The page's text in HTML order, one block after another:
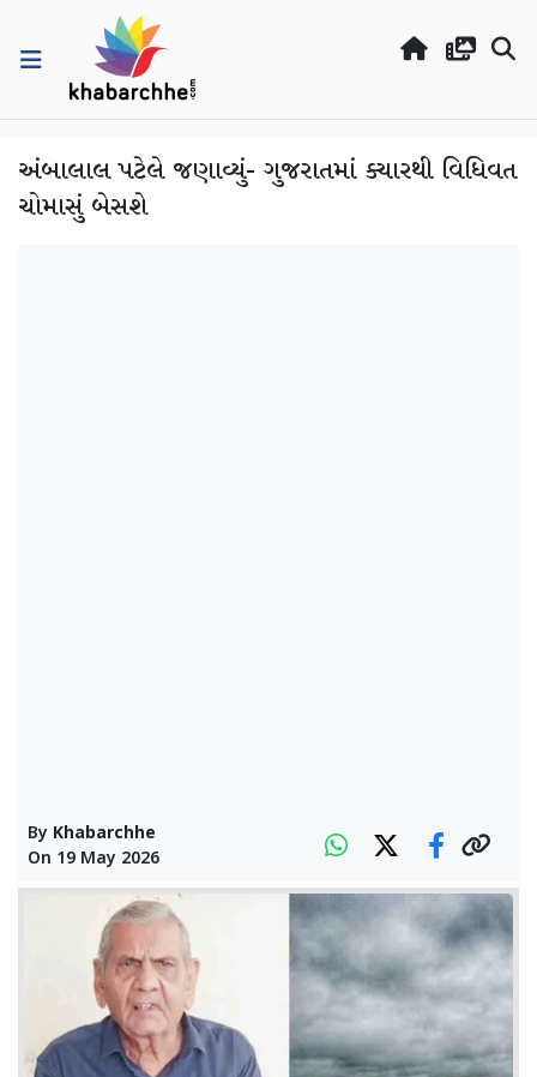
અંબાલાલ પટેલે જણાવ્યું- ગુજરાતમાં ક્યારથી વિધિવત
ચોમાસું બેસશે
By Khabarchhe
On 19 May 2026